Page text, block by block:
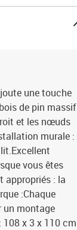
une touche
de pin massif
et les nœuds
murale :
vous êtes
appropriés : la
:Chaque
un montage
x 3 x 110 cm